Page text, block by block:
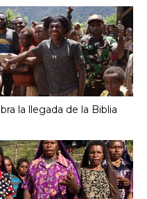
la llegada de la Biblia